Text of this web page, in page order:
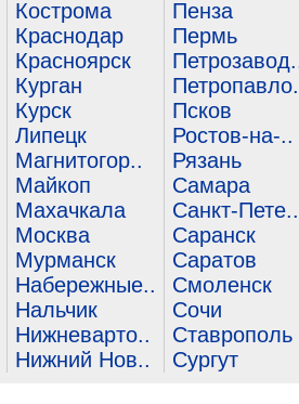
Кострома
Краснодар
Красноярск
Курган
Курск
Липецк
Магнитогор..
Майкоп
Махачкала
Москва
Мурманск
Набережные..
Нальчик
Нижневарто..
Нижний Нов..
Пенза
Пермь
Псков
Ростов-на-..
Рязань
Самара
Санкт-Пете..
Саранск
Саратов
Смоленск
Сочи
Ставрополь
Сургут